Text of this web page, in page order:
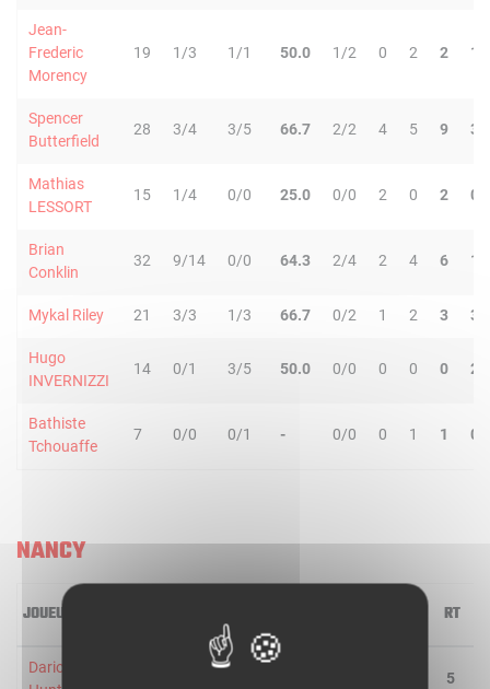
Jean-
Frederic
Morency
19 1/3 1/1 50.0 1/2 0 2 2 1
Spencer
Butterfield
28 3/4 3/5 66.7 2/2 4 5 9 3
Mathias
LESSORT
15 1/4 0/0 25.0 0/0 2 0 2 0
Brian
Conklin
32 9/14 0/0 64.3 2/4 2 4 6 1
Mykal Riley 21 3/3 1/3 66.7 0/2 1 2 3 3
Hugo
INVERNIZZI
14 0/1 3/5 50.0 0/0 0 0 0 2
Bathiste
Tchouaffe
7 0/0 0/1 - 0/0 0 1 1 0
NANCY
JOUEUR RT
Dario
5